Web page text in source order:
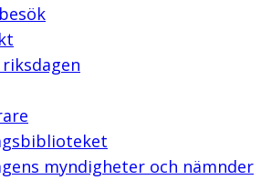
riksdagen
myndigheter och nämnder